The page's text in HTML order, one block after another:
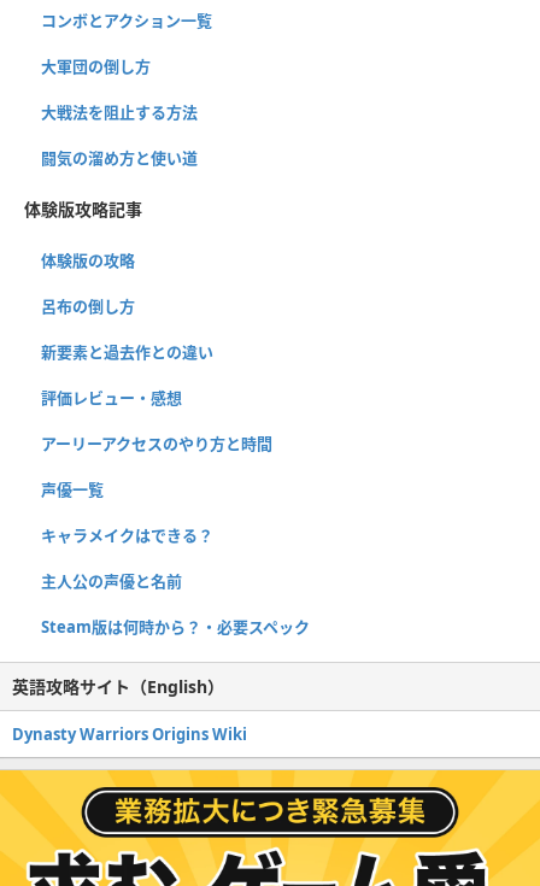
コンボとアクション一覧
大軍団の倒し方
大戦法を阻止する方法
闘気の溜め方と使い道
体験版攻略記事
体験版の攻略
呂布の倒し方
新要素と過去作との違い
評価レビュー・感想
アーリーアクセスのやり方と時間
声優一覧
キャラメイクはできる？
主人公の声優と名前
Steam版は何時から？・必要スペック
英語攻略サイト（English）
Dynasty Warriors Origins Wiki